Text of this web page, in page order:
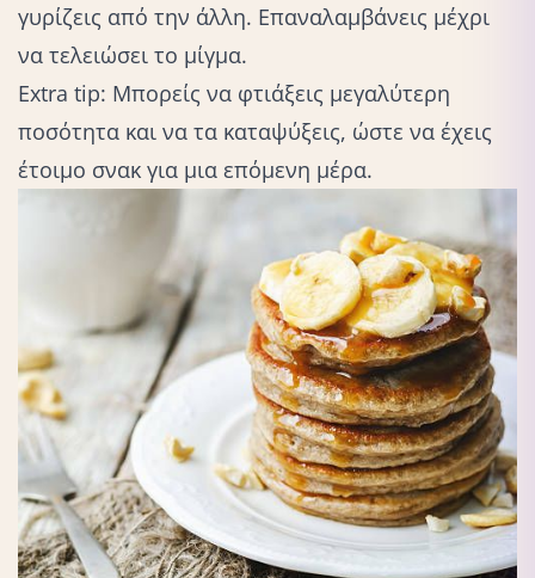
γυρίζεις από την άλλη. Επαναλαμβάνεις μέχρι
να τελειώσει το μίγμα.
Extra tip: Μπορείς να φτιάξεις μεγαλύτερη
ποσότητα και να τα καταψύξεις, ώστε να έχεις
έτοιμο σνακ για μια επόμενη μέρα.